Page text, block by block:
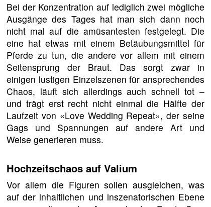
Bei der Konzentration auf lediglich zwei mögliche
Ausgänge des Tages hat man sich dann noch
nicht mal auf die amüsantesten festgelegt. Die
eine hat etwas mit einem Betäubungsmittel für
Pferde zu tun, die andere vor allem mit einem
Seitensprung der Braut. Das sorgt zwar in
einigen lustigen Einzelszenen für ansprechendes
Chaos, läuft sich allerdings auch schnell tot –
und trägt erst recht nicht einmal die Hälfte der
Laufzeit von «Love Wedding Repeat», der seine
Gags und Spannungen auf andere Art und
Weise generieren muss.
Hochzeitschaos auf Valium
Vor allem die Figuren sollen ausgleichen, was
auf der inhaltlichen und inszenatorischen Ebene